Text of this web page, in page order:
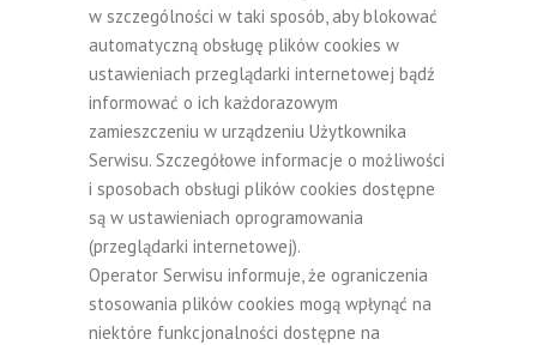
w szczególności w taki sposób, aby blokować
automatyczną obsługę plików cookies w
ustawieniach przeglądarki internetowej bądź
informować o ich każdorazowym
zamieszczeniu w urządzeniu Użytkownika
Serwisu. Szczegółowe informacje o możliwości
i sposobach obsługi plików cookies dostępne
są w ustawieniach oprogramowania
(przeglądarki internetowej).
Operator Serwisu informuje, że ograniczenia
stosowania plików cookies mogą wpłynąć na
niektóre funkcjonalności dostępne na